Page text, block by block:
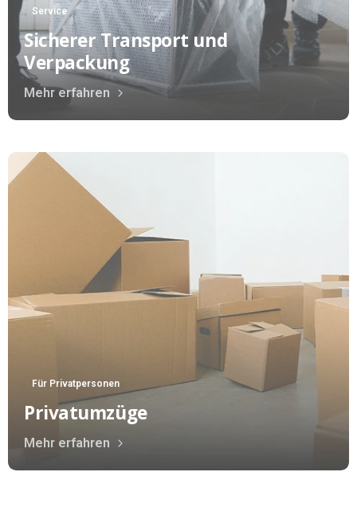
Service
Sicherer Transport und
Verpackung
Mehr erfahren
Für Privatpersonen
Privatumzüge
Mehr erfahren